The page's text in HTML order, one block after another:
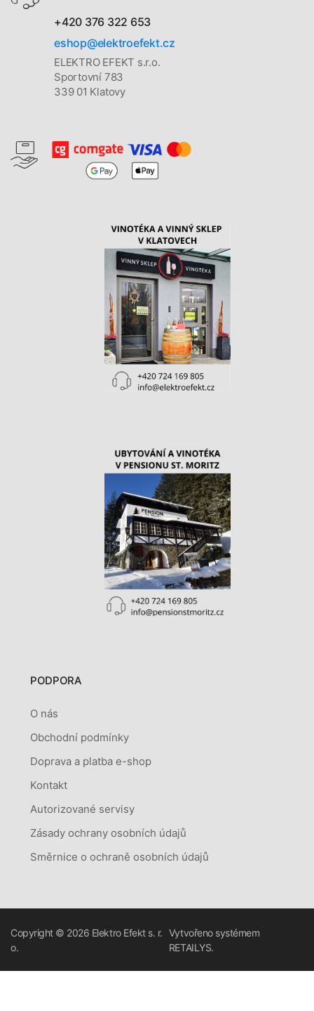
+420 376 322 653
eshop@elektroefekt.cz
ELEKTRO EFEKT s.r.o.
Sportovní 783
339 01 Klatovy
PODPORA
O nás
Obchodní podmínky
Doprava a platba e-shop
Kontakt
Autorizované servisy
Zásady ochrany osobních údajů
Směrnice o ochraně osobních údajů
Copyright © 2026 Elektro Efekt s. r.
o.
Vytvořeno systémem
RETAILYS.